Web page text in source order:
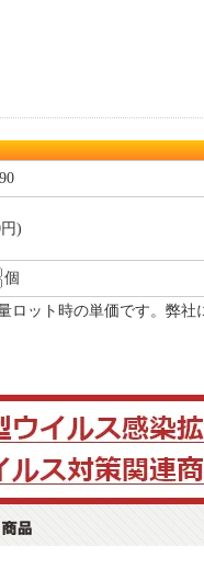
)
個
ット時の単価です。弊社